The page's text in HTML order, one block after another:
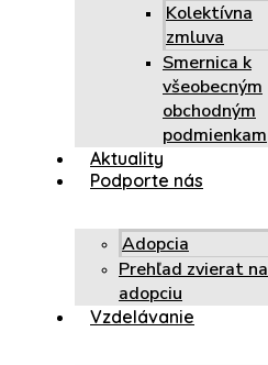
Kolektívna
zmluva
Smernica k
všeobecným
obchodným
podmienkam
Aktuality
Podporte nás
Adopcia
Prehľad zvierat na
adopciu
Vzdelávanie